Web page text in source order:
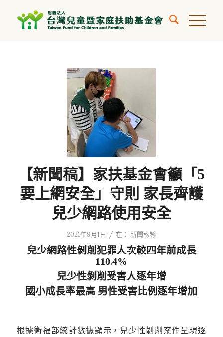
【新聞稿】家扶基金會籲「5
要上網安全」守則 家長齊護
兒少網路使用安全
2021年9月1日 / 在： 新聞報導
兒少網路性剝削犯罪人次較四年前成長
110.4%
兒少性剝削受害人逐年增
國小成長率最高 男性受害比例逐年增加
根據衛福部統計數據顯示，兒少性剝削案件呈現逐